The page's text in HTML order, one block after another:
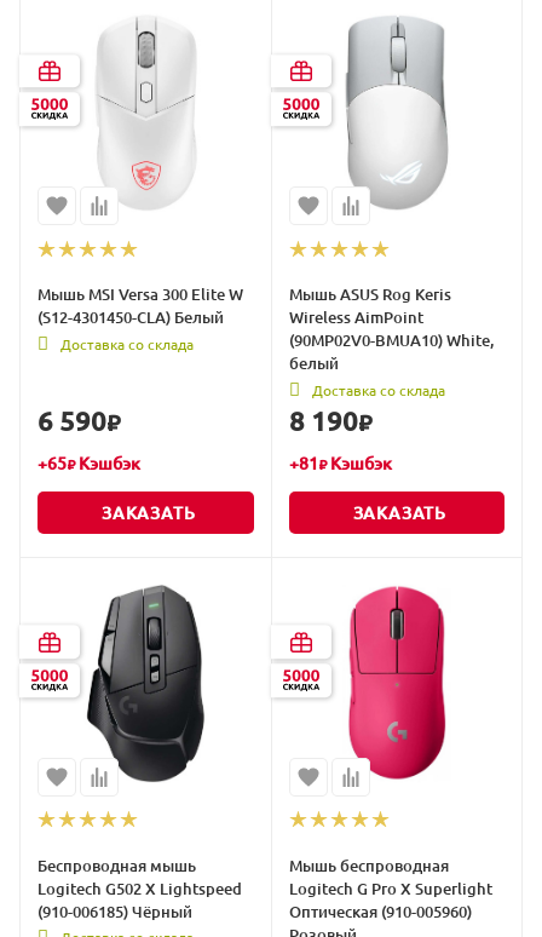
Мышь MSI Versa 300 Elite W
(S12-4301450-CLA) Белый
Доставка со склада
6 590₽
+65₽Кэшбэк
ЗАКАЗАТЬ
Мышь ASUS Rog Keris
Wireless AimPoint
(90MP02V0-BMUA10) White,
белый
Доставка со склада
8 190₽
+81 ₽Кэшбэк
ЗАКАЗАТЬ
Беспроводная мышь
Logitech G502 X Lightspeed
(910-006185) Чёрный
Мышь беспроводная
Logitech G Pro X Superlight
Оптическая (910-005960)